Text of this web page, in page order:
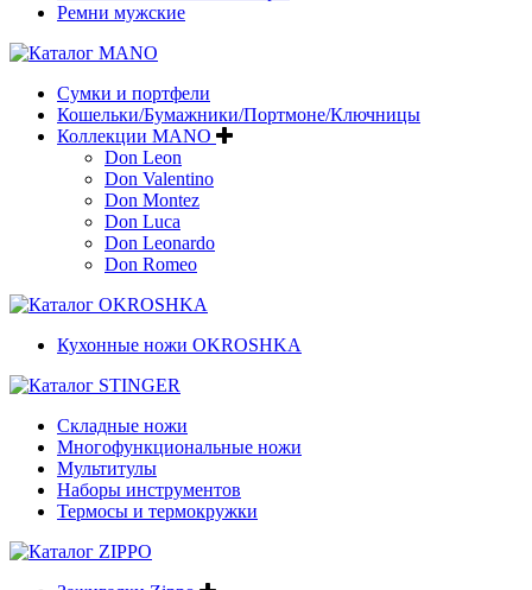
Ремни мужские
Сумки и портфели
Кошельки/Бумажники/Портмоне/Ключницы
Коллекции MANO
Don Leon
Don Valentino
Don Montez
Don Luca
Don Leonardo
Don Romeo
Кухонные ножи OKROSHKA
Складные ножи
Многофункциональные ножи
Мультитулы
Наборы инструментов
Термосы и термокружки